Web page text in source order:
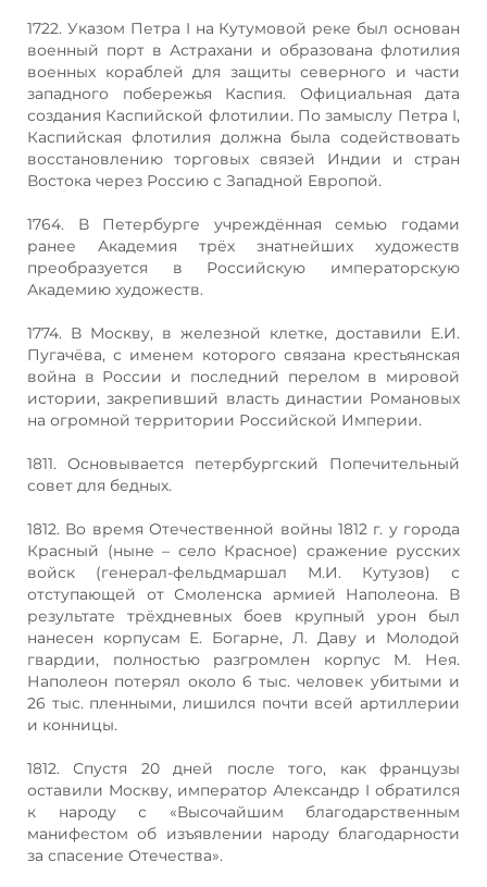
1722. Указом Петра I на Кутумовой реке был основан
военный порт в Астрахани и образована флотилия
военных кораблей для защиты северного и части
западного побережья Каспия. Официальная дата
создания Каспийской флотилии. По замыслу Петра I,
Каспийская флотилия должна была содействовать
восстановлению торговых связей Индии и стран
Востока через Россию с Западной Европой.
1764. В Петербурге учреждённая семью годами
ранее Академия трёх знатнейших художеств
преобразуется в Российскую императорскую
Академию художеств.
1774. В Москву, в железной клетке, доставили Е.И.
Пугачёва, с именем которого связана крестьянская
война в России и последний перелом в мировой
истории, закрепивший власть династии Романовых
на огромной территории Российской Империи.
1811. Основывается петербургский Попечительный
совет для бедных.
1812. Во время Отечественной войны 1812 г. у города
Красный (ныне – село Красное) сражение русских
войск (генерал-фельдмаршал М.И. Кутузов) с
отступающей от Смоленска армией Наполеона. В
результате трёхдневных боев крупный урон был
нанесен корпусам Е. Богарне, Л. Даву и Молодой
гвардии, полностью разгромлен корпус М. Нея.
Наполеон потерял около 6 тыс. человек убитыми и
26 тыс. пленными, лишился почти всей артиллерии
и конницы.
1812. Спустя 20 дней после того, как французы
оставили Москву, император Александр I обратился
к народу с «Высочайшим благодарственным
манифестом об изъявлении народу благодарности
за спасение Отечества».